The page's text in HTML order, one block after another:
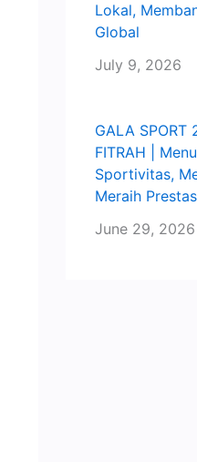
Lokal,
Global
July 9, 2026
GALA SPORT
FITRAH |
Sportivitas,
Meraih
June 29, 2026